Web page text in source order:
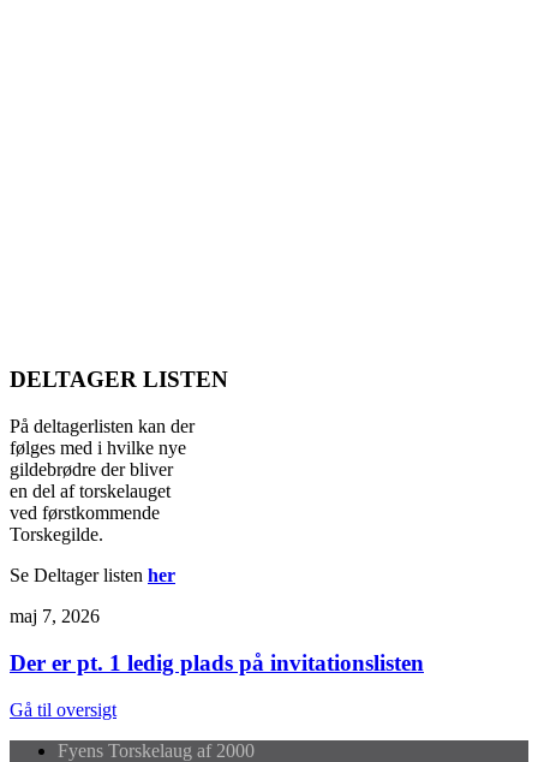
DELTAGER LISTEN
På deltagerlisten kan der
følges med i hvilke nye
gildebrødre der bliver
en del af torskelauget
ved førstkommende
Torskegilde.
Se Deltager listen her
maj 7, 2026
Der er pt. 1 ledig plads på invitationslisten
Gå til oversigt
Fyens Torskelaug af 2000